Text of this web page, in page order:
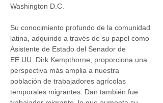
Washington D.C.
Su conocimiento profundo de la comunidad
latina, adquirido a través de su papel como
Asistente de Estado del Senador de
EE.UU. Dirk Kempthorne, proporciona una
perspectiva más amplia a nuestra
población de trabajadores agrícolas
temporales migrantes. Dan también fue